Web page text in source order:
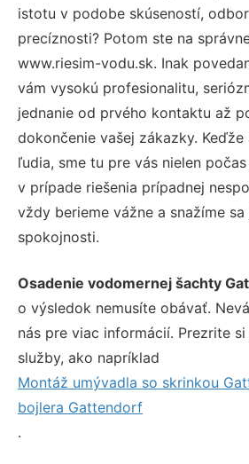
istotu v podobe skúseností,
precíznosti? Potom ste na
www.riesim-vodu.sk. Inak
vám vysokú profesionalitu,
jednanie od prvého kontaktu až
dokončenie vašej zákazky. Keďže
ľudia, sme tu pre vás nielen
v prípade riešenia prípadnej
vždy berieme vážne a snažíme
spokojnosti.
Osadenie vodomernej šachty
o výsledok nemusíte obávať.
nás pre viac informácií. Prezrite
služby, ako napríklad
Montáž umývadla so skrinkou
bojlera Gattendorf
.